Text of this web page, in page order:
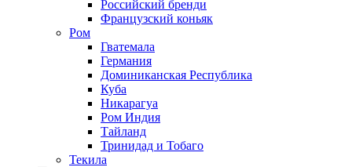
Российский бренди
Французский коньяк
Ром
Гватемала
Германия
Доминиканская Республика
Куба
Никарагуа
Ром Индия
Тайланд
Тринидад и Тобаго
Текила